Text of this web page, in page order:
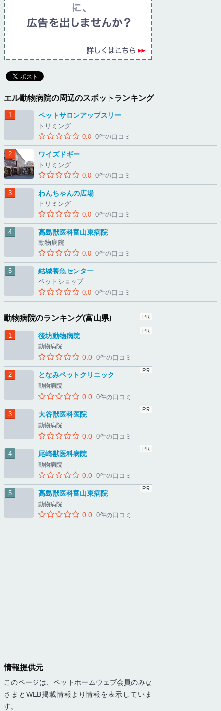
エル動物病院の周辺のスポットランキング
ペットサロンアップスリー
トリミング
0.0 0件の口コミ
ワイズドギー
トリミング
0.0 0件の口コミ
わんちゃんの広場
トリミング
0.0 0件の口コミ
高島獣医科富山東病院
動物病院
0.0 0件の口コミ
結城養魚センター
ペットショップ
0.0 0件の口コミ
動物病院のランキング(富山県)
後坊動物病院
動物病院
0.0 0件の口コミ
となみペットクリニック
動物病院
0.0 0件の口コミ
大谷獣医科医院
動物病院
0.0 0件の口コミ
尾崎獣医科病院
動物病院
0.0 0件の口コミ
高島獣医科富山東病院
動物病院
0.0 0件の口コミ
情報提供元
このページは、ペットホームウェブ会員のみな
さまとWEB掲載情報より情報を表示していま
す。